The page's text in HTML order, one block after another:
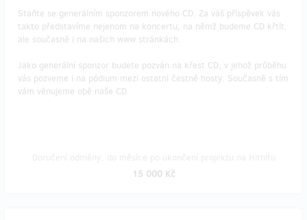
Staňte se generálním sponzorem nového CD. Za váš příspěvek vás
takto představíme nejenom na koncertu, na němž budeme CD křtít,
ale současně i na našich www stránkách.
Jako generální sponzor budete pozván na křest CD, v jehož průběhu
vás pozveme i na pódium mezi ostatní čestné hosty. Současně s tím
vám věnujeme obě naše CD.
15 000 Kč